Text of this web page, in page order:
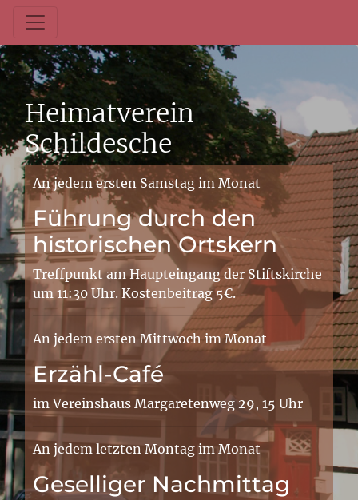
Heimatverein
Schildesche
An jedem ersten Samstag im Monat
Führung durch den
historischen Ortskern
Treffpunkt am Haupteingang der Stiftskirche
um 11:30 Uhr. Kostenbeitrag 5€.
An jedem ersten Mittwoch im Monat
Erzähl-Café
im Vereinshaus Margaretenweg 29, 15 Uhr
An jedem letzten Montag im Monat
Geselliger Nachmittag